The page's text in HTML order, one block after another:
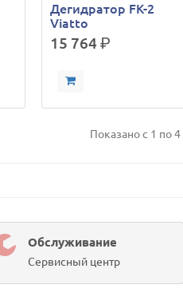
Дегидратор FK-2
Viatto
15 764р.
Показано с 1 по
Обслуживание
Сервисный центр